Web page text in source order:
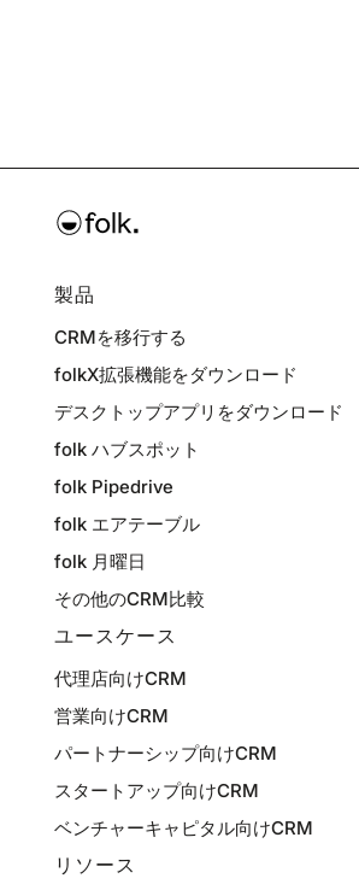
製品
CRMを移行する
folkX拡張機能をダウンロード
デスクトップアプリをダウンロード
folk ハブスポット
folk Pipedrive
folk エアテーブル
folk 月曜日
その他のCRM比較
ユースケース
代理店向けCRM
営業向けCRM
パートナーシップ向けCRM
スタートアップ向けCRM
ベンチャーキャピタル向けCRM
リソース